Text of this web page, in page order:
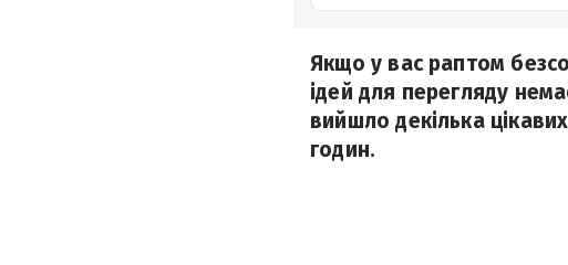
Якщо у вас раптом
ідей для перегляду
вийшло декілька
годин.